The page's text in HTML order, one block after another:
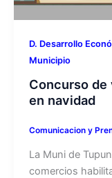
D. Desarrollo
Municipio
Concurso de
en navidad
Comunicacion y
La Muni de
comercios